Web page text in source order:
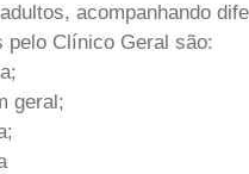
acompanhando
pelo Clínico Geral são:
geral;